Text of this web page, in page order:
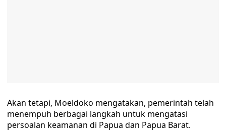
Akan tetapi, Moeldoko mengatakan, pemerintah telah
menempuh berbagai langkah untuk mengatasi
persoalan keamanan di Papua dan Papua Barat.